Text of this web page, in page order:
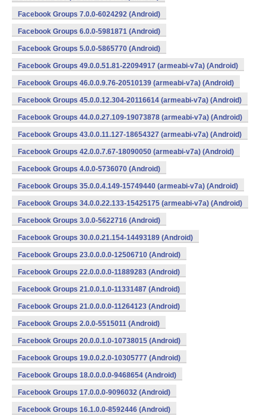
Facebook Groups 7.0.0-6024292 (Android)
Facebook Groups 6.0.0-5981871 (Android)
Facebook Groups 5.0.0-5865770 (Android)
Facebook Groups 49.0.0.51.81-22094917 (armeabi-v7a) (Android)
Facebook Groups 46.0.0.9.76-20510139 (armeabi-v7a) (Android)
Facebook Groups 45.0.0.12.304-20116614 (armeabi-v7a) (Android)
Facebook Groups 44.0.0.27.109-19073878 (armeabi-v7a) (Android)
Facebook Groups 43.0.0.11.127-18654327 (armeabi-v7a) (Android)
Facebook Groups 42.0.0.7.67-18090050 (armeabi-v7a) (Android)
Facebook Groups 4.0.0-5736070 (Android)
Facebook Groups 35.0.0.4.149-15749440 (armeabi-v7a) (Android)
Facebook Groups 34.0.0.22.133-15425175 (armeabi-v7a) (Android)
Facebook Groups 3.0.0-5622716 (Android)
Facebook Groups 30.0.0.21.154-14493189 (Android)
Facebook Groups 23.0.0.0.0-12506710 (Android)
Facebook Groups 22.0.0.0.0-11889283 (Android)
Facebook Groups 21.0.0.1.0-11331487 (Android)
Facebook Groups 21.0.0.0.0-11264123 (Android)
Facebook Groups 2.0.0-5515011 (Android)
Facebook Groups 20.0.0.1.0-10738015 (Android)
Facebook Groups 19.0.0.2.0-10305777 (Android)
Facebook Groups 18.0.0.0.0-9468654 (Android)
Facebook Groups 17.0.0.0-9096032 (Android)
Facebook Groups 16.1.0.0-8592446 (Android)